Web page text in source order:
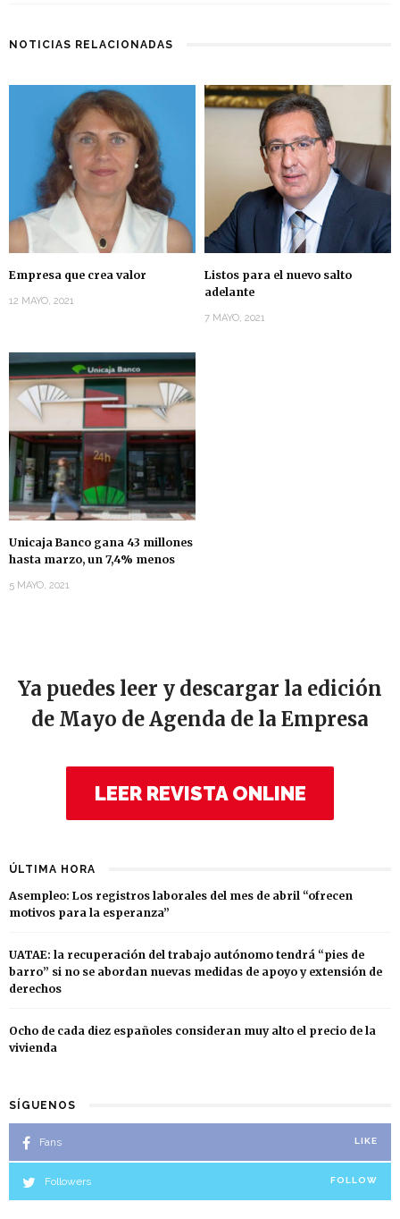
NOTICIAS RELACIONADAS
Empresa que crea valor
12 MAYO, 2021
Listos para el nuevo salto
adelante
7 MAYO, 2021
Unicaja Banco gana 43 millones
hasta marzo, un 7,4% menos
5 MAYO, 2021
Ya puedes leer y descargar la edición
de Mayo de Agenda de la Empresa
LEER REVISTA ONLINE
ÚLTIMA HORA
Asempleo: Los registros laborales del mes de abril “ofrecen
motivos para la esperanza”
UATAE: la recuperación del trabajo autónomo tendrá “pies de
barro” si no se abordan nuevas medidas de apoyo y extensión de
derechos
Ocho de cada diez españoles consideran muy alto el precio de la
vivienda
SÍGUENOS
Fans LIKE
Followers FOLLOW